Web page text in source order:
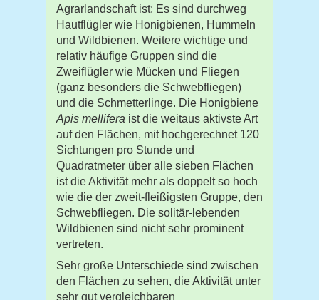
Agrarlandschaft ist: Es sind durchweg
Hautflügler wie Honigbienen, Hummeln
und Wildbienen. Weitere wichtige und
relativ häufige Gruppen sind die
Zweiflügler wie Mücken und Fliegen
(ganz besonders die Schwebfliegen)
und die Schmetterlinge. Die Honigbiene
Apis mellifera ist die weitaus aktivste Art
auf den Flächen, mit hochgerechnet 120
Sichtungen pro Stunde und
Quadratmeter über alle sieben Flächen
ist die Aktivität mehr als doppelt so hoch
wie die der zweit-fleißigsten Gruppe, den
Schwebfliegen. Die solitär-lebenden
Wildbienen sind nicht sehr prominent
vertreten.
Sehr große Unterschiede sind zwischen
den Flächen zu sehen, die Aktivität unter
sehr gut vergleichbaren